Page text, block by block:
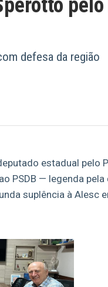
pelo
defesa da região
estadual pelo
PSDB — legenda
suplência à Alesc